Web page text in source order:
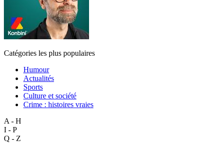
Catégories les plus populaires
Humour
Actualités
Sports
Culture et société
Crime : histoires vraies
A - H
I - P
Q - Z